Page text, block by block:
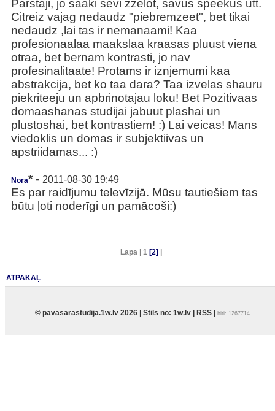
Parstaji, jo saaki sevi zzelot, savus speekus utt.
Citreiz vajag nedaudz "piebremzeet", bet tikai
nedaudz ,lai tas ir nemanaami! Kaa
profesionaalaa maakslaa kraasas pluust viena
otraa, bet bernam kontrasti, jo nav
profesinalitaate! Protams ir iznjemumi kaa
abstrakcija, bet ko taa dara? Taa izvelas shauru
piekriteeju un apbrinotajau loku! Bet Pozitivaas
domaashanas studijai jabuut plashai un
plustoshai, bet kontrastiem! :) Lai veicas! Mans
viedoklis un domas ir subjektiivas un
apstriidamas... :)
Nora* - 2011-08-30 19:49
Es par raidījumu televīzijā. Mūsu tautiešiem tas
būtu ļoti noderīgi un pamācoši:)
Lapa | 1 [2]
ATPAKAĻ
© pavasarastudija.1w.lv 2026 | Stils no: 1w.lv RSS hiti: 1267714